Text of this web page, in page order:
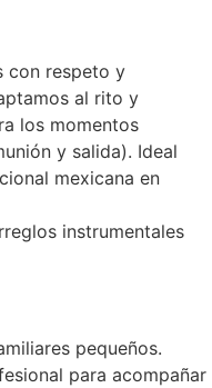
con respeto y
al rito y
los momentos
y salida). Ideal
mexicana en
instrumentales
pequeños.
para acompañar